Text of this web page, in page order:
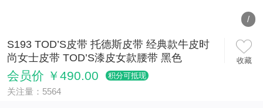
/
S193 TOD’S皮带 托德斯皮带 经典款牛皮时
尚女士皮带 TOD’S漆皮女款腰带 黑色
收藏
会员价 ￥490.00 积分可抵现
关注量：5564